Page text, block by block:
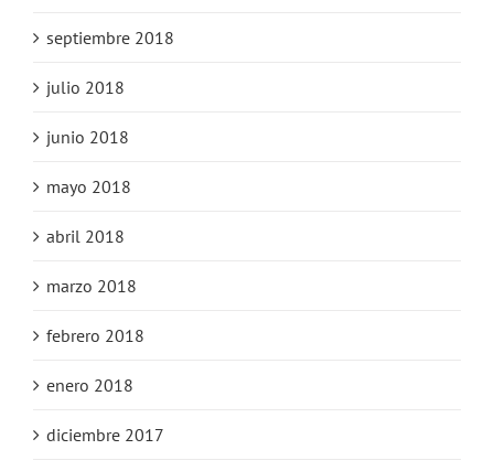
septiembre 2018
julio 2018
junio 2018
mayo 2018
abril 2018
marzo 2018
febrero 2018
enero 2018
diciembre 2017